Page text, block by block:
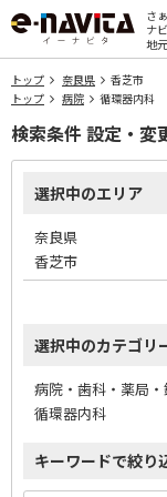
さ
ナ
地
トップ 奈良県
香芝市
トップ
病院 循環器内科
検索条件 設定・変
選択中のエリア
奈良県
香芝市
選択中のカテゴリ
病院・歯科・薬局
循環器内科
キーワードで絞り